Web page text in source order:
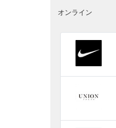
オンライン